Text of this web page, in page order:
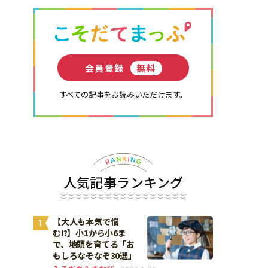
会員登録 無料
すべての記事をお読みいただけます。
人気記事ランキング
1
【大人も本気で悩
む!?】小1から小6ま
で、地頭を育てる「お
もしろなぞなぞ30選」